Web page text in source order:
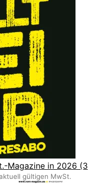
Magazine in 2026 (3
gültigen MwSt.